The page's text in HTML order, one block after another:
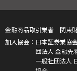
金融商品取引業者 関東
日本証券業協
団法人 金融先
一般社団法人